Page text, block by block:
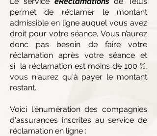
permet de réclamer le montant
admissible en ligne auquel vous avez
droit pour votre séance. Vous n’aurez
donc pas besoin de faire votre
réclamation après votre séance et
si la réclamation est moins de 100 %,
vous n'aurez qu'à payer le montant
restant.
Voici l'énumération des compagnies
d'assurances inscrites au service de
réclamation en ligne :